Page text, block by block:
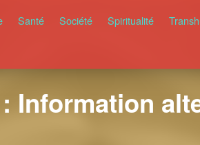
Santé Société Spiritualité
Information